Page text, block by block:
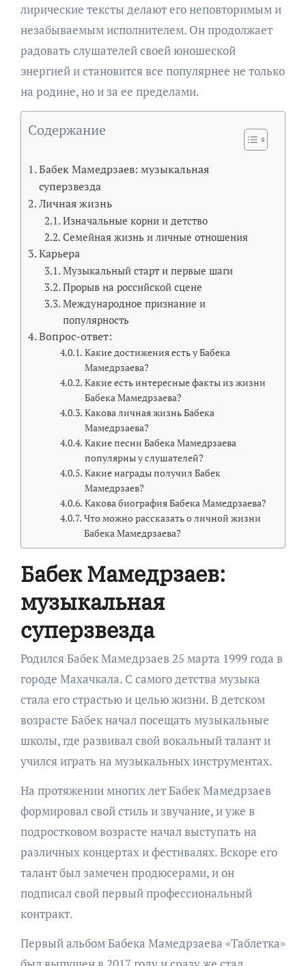
лирические тексты делают его неповторимым и
незабываемым исполнителем. Он продолжает
радовать слушателей своей юношеской
энергией и становится все популярнее не только
на родине, но и за ее пределами.
Содержание
Бабек Мамедрзаев: музыкальная
суперзвезда
Личная жизнь
Изначальные корни и детство
Семейная жизнь и личные отношения
Карьера
Музыкальный старт и первые шаги
Прорыв на российской сцене
Международное признание и
популярность
Вопрос-ответ:
Какие достижения есть у Бабека
Мамедрзаева?
Какие есть интересные факты из жизни
Бабека Мамедрзаева?
Какова личная жизнь Бабека
Мамедрзаева?
Какие песни Бабека Мамедрзаева
популярны у слушателей?
Какие награды получил Бабек
Мамедрзаев?
Какова биография Бабека Мамедрзаева?
Что можно рассказать о личной жизни
Бабека Мамедрзаева?
Бабек Мамедрзаев:
музыкальная
суперзвезда
Родился Бабек Мамедрзаев 25 марта 1999 года в
городе Махачкала. С самого детства музыка
стала его страстью и целью жизни. В детском
возрасте Бабек начал посещать музыкальные
школы, где развивал свой вокальный талант и
учился играть на музыкальных инструментах.
На протяжении многих лет Бабек Мамедрзаев
формировал свой стиль и звучание, и уже в
подростковом возрасте начал выступать на
различных концертах и фестивалях. Вскоре его
талант был замечен продюсерами, и он
подписал свой первый профессиональный
контракт.
Первый альбом Бабека Мамедрзаева «Таблетка»